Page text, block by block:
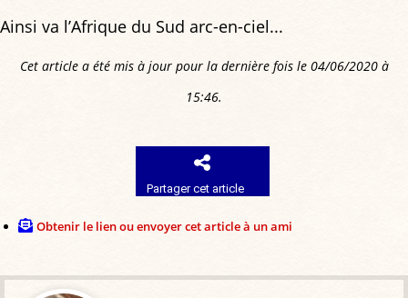
Ainsi va l’Afrique du Sud arc-en-ciel...
Cet article a été mis à jour pour la dernière fois le 04/06/2020 à
15:46.
Partager cet article
Obtenir le lien ou envoyer cet article à un ami